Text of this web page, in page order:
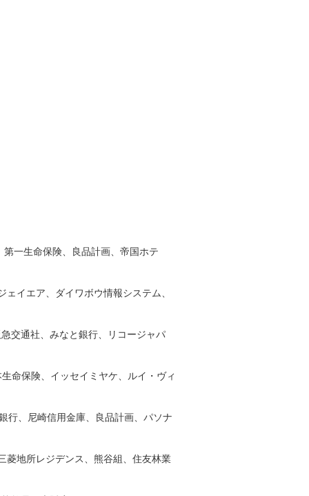
一生命保険、良品計画、帝国ホテ
イエア、ダイワボウ情報システム、
交通社、みなと銀行、リコージャパ
命保険、イッセイミヤケ、ルイ・ヴィ
行、尼崎信用金庫、良品計画、パソナ
菱地所レジデンス、熊谷組、住友林業